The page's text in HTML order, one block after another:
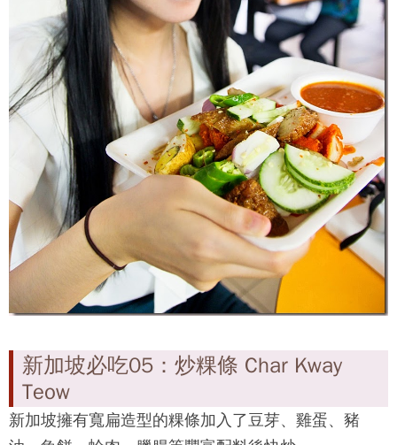
梨等食材，
切成細狀後與豆干一同放入盤中，最後淋上特製蝦
醬、檸檬汁、碎花生就完成囉！
（〔小印度攻略。新加坡自由行〕竹腳中心美食囉
惹、超美阿都卡夫回教堂、小印度迴廊！）
必吃推薦：竹角市場 TEKKA Food Market
小印度站（NE7，Little India）C 出口，直走可進入市
場。
地址：665, Serangoon Road, Little India, Singapore
營業時間： 06：00 ～ 22：00 （依店舖不同）